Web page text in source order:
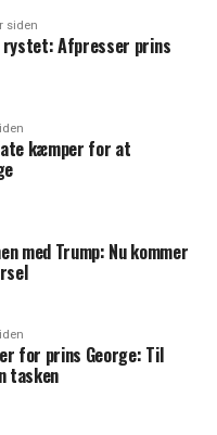
siden
rystet: Afpresser prins
kæmper for at
med Trump: Nu kommer
for prins George: Til
tasken